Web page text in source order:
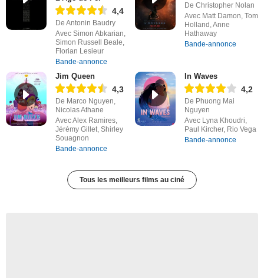
4,4
De Antonin Baudry
Avec Simon Abkarian,
Simon Russell Beale,
Florian Lesieur
Bande-annonce
De Christopher Nolan
Avec Matt Damon, Tom
Holland, Anne
Hathaway
Bande-annonce
Jim Queen
4,3
De Marco Nguyen,
Nicolas Athane
Avec Alex Ramires,
Jérémy Gillet, Shirley
Souagnon
Bande-annonce
In Waves
4,2
De Phuong Mai
Nguyen
Avec Lyna Khoudri,
Paul Kircher, Rio Vega
Bande-annonce
Tous les meilleurs films au ciné